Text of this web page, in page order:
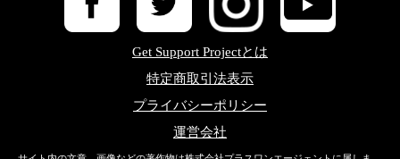
Get Support Projectとは
特定商取引法表示
プライバシーポリシー
運営会社